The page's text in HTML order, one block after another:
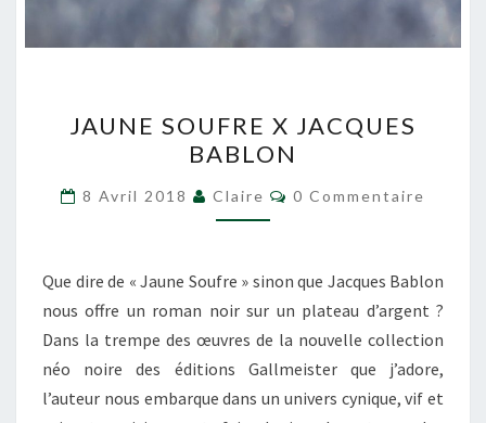
SOUFRE
X
JACQUES
BABLON
JAUNE SOUFRE X JACQUES
BABLON
8 Avril 2018 Claire Commentaires
0 Commentaire
Que dire de « Jaune Soufre » sinon que Jacques Bablon
nous offre un roman noir sur un plateau d’argent ?
Dans la trempe des œuvres de la nouvelle collection
néo noire des éditions Gallmeister que j’adore,
l’auteur nous embarque dans un univers cynique, vif et